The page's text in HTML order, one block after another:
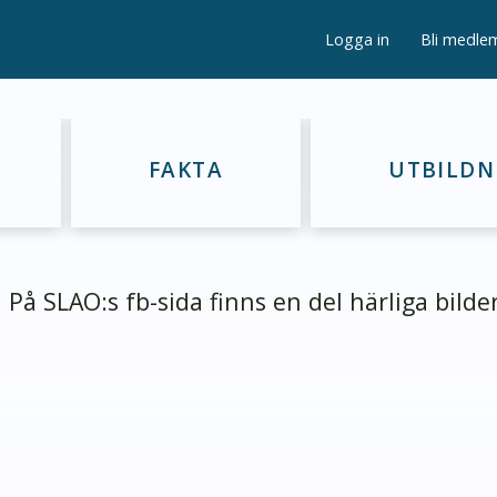
Logga in Bli
FAKTA
På SLAO:s fb-sida finns en del härliga